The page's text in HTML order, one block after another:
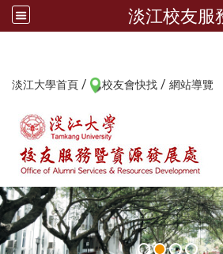
淡江校友服
淡江大學首頁 / 校友會快找 / 網站導覽